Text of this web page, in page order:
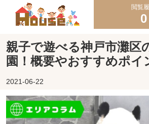
閲覧
0
親子で遊べる神戸市灘区
園！概要やおすすめポイ
2021-06-22